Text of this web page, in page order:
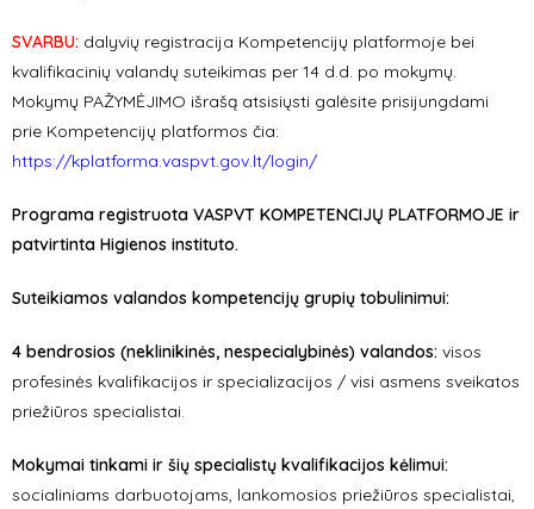
SVARBU: dalyvių registracija Kompetencijų platformoje bei
kvalifikacinių valandų suteikimas per 14 d.d. po mokymų.
Mokymų PAŽYMĖJIMO išrašą atsisiųsti galėsite prisijungdami
prie Kompetencijų platformos čia:
https://kplatforma.vaspvt.gov.lt/login/
Programa registruota VASPVT KOMPETENCIJŲ PLATFORMOJE ir
patvirtinta Higienos instituto.
Suteikiamos valandos kompetencijų grupių tobulinimui:
4 bendrosios (neklinikinės, nespecialybinės) valandos: visos
profesinės kvalifikacijos ir specializacijos / visi asmens sveikatos
priežiūros specialistai.
Mokymai tinkami ir šių specialistų kvalifikacijos kėlimui:
socialiniams darbuotojams, lankomosios priežiūros specialistai,